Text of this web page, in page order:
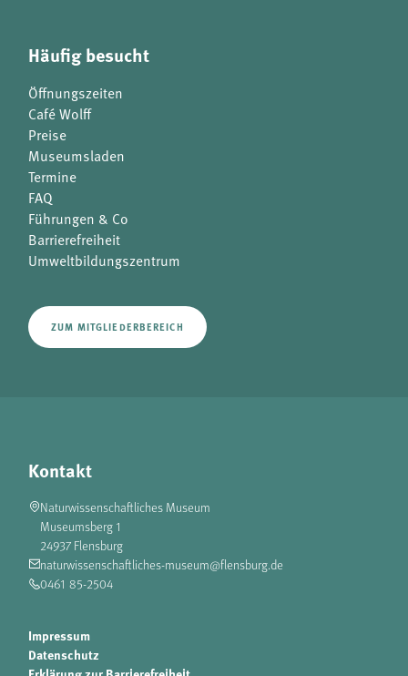
Häufig besucht
Öffnungszeiten
Café Wolff
Preise
Museumsladen
Termine
FAQ
Führungen & Co
Barrierefreiheit
Umweltbildungszentrum
ZUM MITGLIEDERBEREICH
Kontakt
Naturwissenschaftliches Museum
Museumsberg 1
24937 Flensburg
naturwissenschaftliches-museum@flensburg.de
0461 85-2504
Impressum
Datenschutz